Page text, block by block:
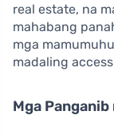
real estate, na
mahabang
mga
madaling
Mga